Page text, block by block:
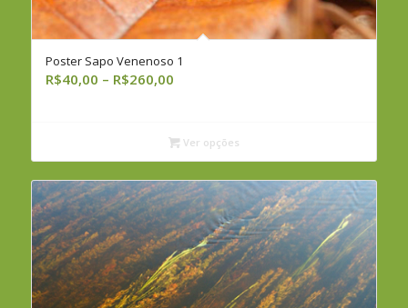
Poster Sapo Venenoso 1
R$40,00 – R$260,00Faixa
R$40,00
através
R$260,00
Ver opções